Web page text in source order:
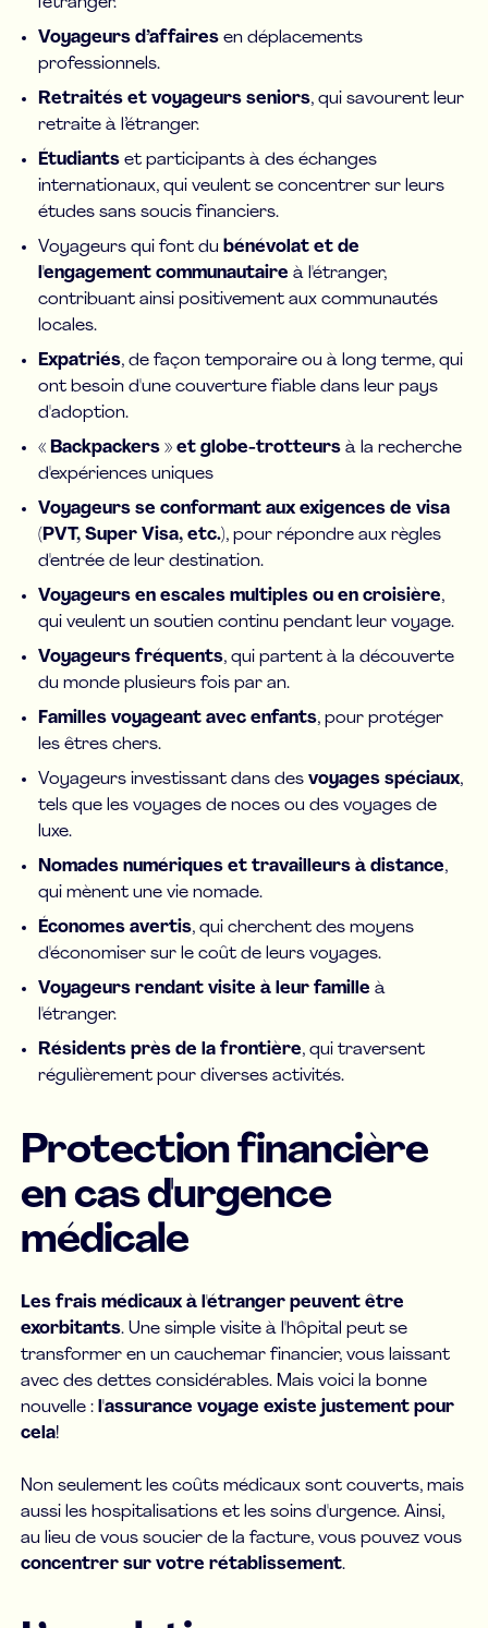
Voyageurs d’affaires en déplacements
professionnels.
Retraités et voyageurs seniors, qui savourent leur
retraite à l’étranger.
Étudiants et participants à des échanges
internationaux, qui veulent se concentrer sur leurs
études sans soucis financiers.
Voyageurs qui font du bénévolat et de
l'engagement communautaire à l'étranger,
contribuant ainsi positivement aux communautés
locales.
Expatriés, de façon temporaire ou à long terme, qui
ont besoin d'une couverture fiable dans leur pays
d'adoption.
« Backpackers » et globe-trotteursà la recherche
d'expériences uniques
Voyageurs se conformant aux exigences de visa
(PVT, Super Visa, etc.), pour répondre aux règles
d'entrée de leur destination.
Voyageurs en escales multiples ou en croisière,
qui veulent un soutien continu pendant leur voyage.
Voyageurs fréquents, qui partent à la découverte
du monde plusieurs fois par an.
Familles voyageant avec enfants, pour protéger
les êtres chers.
Voyageurs investissant dans desvoyages spéciaux,
tels que les voyages de noces ou des voyages de
luxe.
Nomades numériques et travailleurs à distance,
qui mènent une vie nomade.
Économes avertis, qui cherchent des moyens
d'économiser sur le coût de leurs voyages.
Voyageurs rendant visite à leur famille à
l'étranger.
Résidents près de la frontière, qui traversent
régulièrement pour diverses activités.
Protection financière
en cas d'urgence
médicale
Les frais médicaux à l'étranger peuvent être
exorbitants. Une simple visite à l'hôpital peut se
transformer en un cauchemar financier, vous laissant
avec des dettes considérables. Mais voici la bonne
nouvelle : l'assurance voyage existe justement pour
cela!
Non seulement les coûts médicaux sont couverts, mais
aussi les hospitalisations et les soins d'urgence. Ainsi,
au lieu de vous soucier de la facture, vous pouvez vous
concentrer sur votre rétablissement.